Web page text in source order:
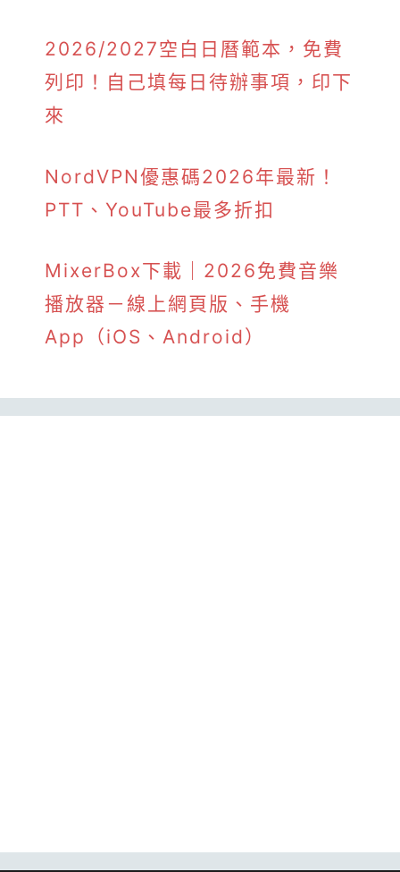
2026/2027空白日曆範本，免費
列印！自己填每日待辦事項，印下
來
NordVPN優惠碼2026年最新！
PTT、YouTube最多折扣
MixerBox下載｜2026免費音樂
播放器－線上網頁版、手機
App（iOS、Android）